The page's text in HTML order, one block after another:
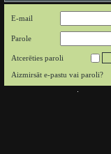
E-mail
Parole
Atcerēties paroli
Aizmirsāt e-pastu vai paroli?